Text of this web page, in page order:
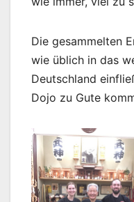
Die gesammelten
wie üblich in das
Deutschland
Dojo zu Gute